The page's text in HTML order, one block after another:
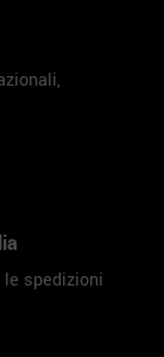
spedizioni